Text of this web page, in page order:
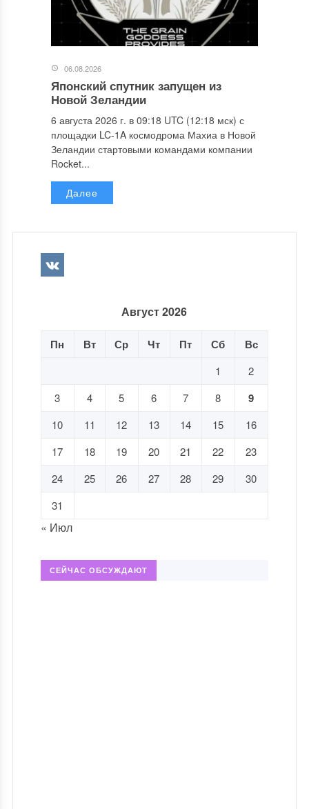
06.08.2026
Японский спутник запущен из
Новой Зеландии
6 августа 2026 г. в 09:18 UTC (12:18 мск) с
площадки LC-1A космодрома Махиа в Новой
Зеландии стартовыми командами компании
Rocket...
Далее
Август 2026
Пн Вт Ср Чт Пт Сб Вс
1
2
3
4 5 6 7 8 9
10 11 12 13 14 15
16
17
18 19 20 21 22
23
24
25 26 27 28 29
30
31
« Июл
СЕЙЧАС ОБСУЖДАЮТ